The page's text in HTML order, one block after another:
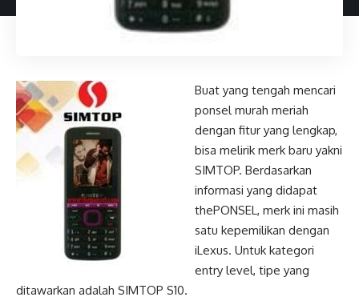
Buat yang tengah mencari
ponsel murah meriah
dengan fitur yang lengkap,
bisa melirik merk baru yakni
SIMTOP. Berdasarkan
informasi yang didapat
thePONSEL, merk ini masih
satu kepemilikan dengan
iLexus. Untuk kategori
entry level, tipe yang
ditawarkan adalah SIMTOP S10.